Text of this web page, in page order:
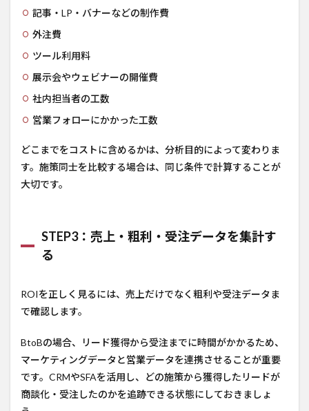
記事・LP・バナーなどの制作費
外注費
ツール利用料
展示会やウェビナーの開催費
社内担当者の工数
営業フォローにかかった工数
どこまでをコストに含めるかは、分析目的によって変わりま
す。施策同士を比較する場合は、同じ条件で計算することが
大切です。
STEP3：売上・粗利・受注データを集計す
る
ROIを正しく見るには、売上だけでなく粗利や受注データま
で確認します。
BtoBの場合、リード獲得から受注までに時間がかかるため、
マーケティングデータと営業データを連携させることが重要
です。CRMやSFAを活用し、どの施策から獲得したリードが
商談化・受注したのかを追跡できる状態にしておきましょ